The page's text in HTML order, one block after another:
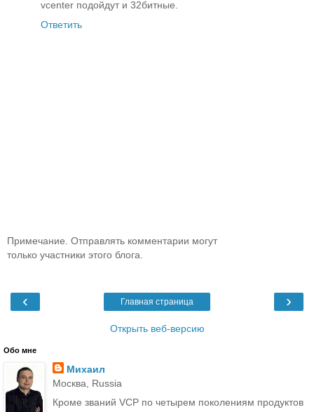
vcenter подойдут и 32битные.
Ответить
Примечание. Отправлять комментарии могут
только участники этого блога.
‹ ›
Главная страница
Открыть веб-версию
Обо мне
Михаил
Москва, Russia
Кроме званий VCP по четырем поколениям продуктов